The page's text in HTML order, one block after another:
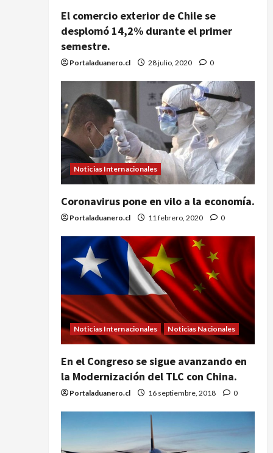
El comercio exterior de Chile se
desplomó 14,2% durante el primer
semestre.
Portaladuanero.cl 28 julio, 2020 0
Noticias Internacionales
Coronavirus pone en vilo a la economía.
Portaladuanero.cl 11 febrero, 2020 0
Noticias Internacionales Noticias Nacionales
En el Congreso se sigue avanzando en
la Modernización del TLC con China.
Portaladuanero.cl 16 septiembre, 2018 0